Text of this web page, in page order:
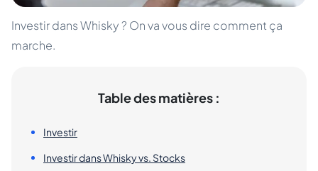
Investir dans Whisky ? On va vous dire comment ça
marche.
Table des matières :
Investir
Investir dans Whisky vs. Stocks